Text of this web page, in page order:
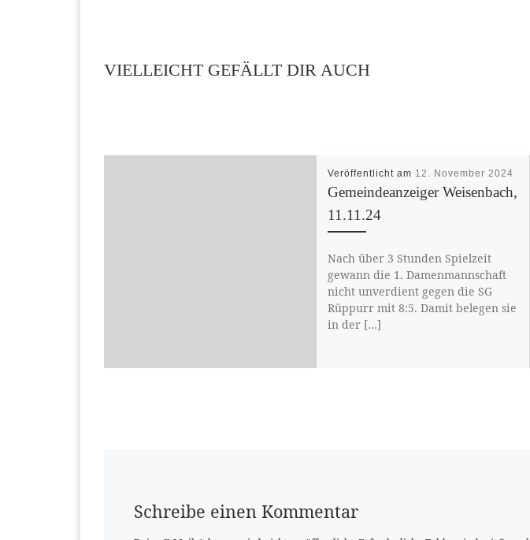
VIELLEICHT GEFÄLLT DIR AUCH
Veröffentlicht am 12. November 2024
Gemeindeanzeiger Weisenbach,
11.11.24
Nach über 3 Stunden Spielzeit
gewann die 1. Damenmannschaft
nicht unverdient gegen die SG
Rüppurr mit 8:5. Damit belegen sie
in der […]
Schreibe einen Kommentar